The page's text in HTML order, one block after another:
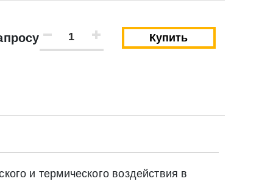
Купить
и термического воздействия в